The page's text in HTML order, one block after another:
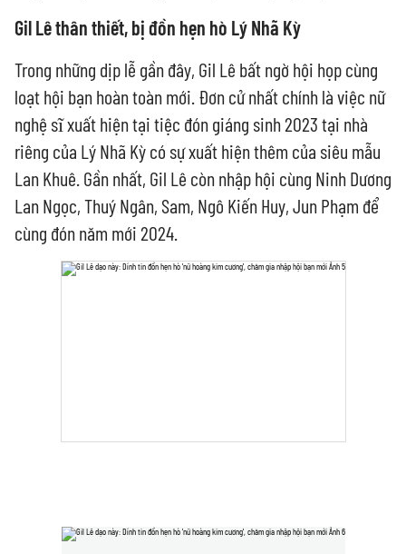
Gil Lê thân thiết, bị đồn hẹn hò Lý Nhã Kỳ
Trong những dịp lễ gần đây, Gil Lê bất ngờ hội họp cùng
loạt hội bạn hoàn toàn mới. Đơn cử nhất chính là việc nữ
nghệ sĩ xuất hiện tại tiệc đón giáng sinh 2023 tại nhà
riêng của Lý Nhã Kỳ có sự xuất hiện thêm của siêu mẫu
Lan Khuê. Gần nhất, Gil Lê còn nhập hội cùng Ninh Dương
Lan Ngọc, Thuý Ngân, Sam, Ngô Kiến Huy, Jun Phạm để
cùng đón năm mới 2024.